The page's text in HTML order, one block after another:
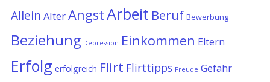
Allein AlterAngstArbeit Beruf Bewerbung
Beziehung Depression Einkommen Eltern
Erfolg erfolgreich Flirt Flirttipps Freude Gefahr